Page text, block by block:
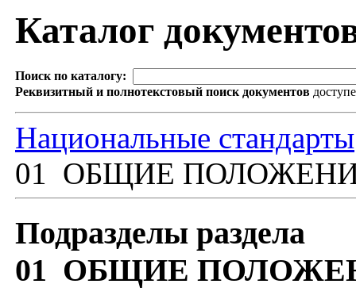
Каталог
Поиск по каталогу:
Реквизитный и полнотекстовый поиск документов
Национальные стандарты
01 ОБЩИЕ
Подразделы раздела
01 ОБЩИЕ